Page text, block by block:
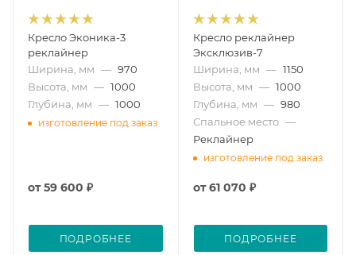
Кресло Эконика-3
реклайнер
Ширина, мм — 970
Высота, мм — 1000
Глубина, мм — 1000
изготовление под заказ
от59 600 ₽
ПОДРОБНЕЕ
Кресло реклайнер
Эксклюзив-7
Ширина, мм — 1150
Высота, мм — 1000
Глубина, мм — 980
Спальное место —
Реклайнер
изготовление под заказ
от61 070 ₽
ПОДРОБНЕЕ